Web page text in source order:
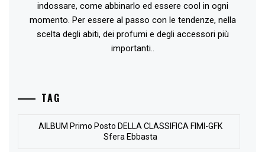
indossare, come abbinarlo ed essere cool in ogni
momento. Per essere al passo con le tendenze, nella
scelta degli abiti, dei profumi e degli accessori più
importanti..
TAG
AlLBUM Primo Posto DELLA CLASSIFICA FIMI-GFK
Sfera Ebbasta